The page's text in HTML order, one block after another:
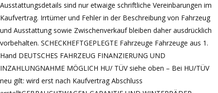
Ausstattungsdetails sind nur etwaige schriftliche Vereinbarungen im
Kaufvertrag. Irrtümer und Fehler in der Beschreibung von Fahrzeug
und Ausstattung sowie Zwischenverkauf bleiben daher ausdrücklich
vorbehalten. SCHECKHEFTGEPLEGTE Fahrzeuge Fahrzeuge aus 1.
Hand DEUTSCHES FAHRZEUG FINANZIERUNG UND
INZAHLUNGNAHME MÖGLICH HU/ TÜV siehe oben – Bei HU/TÜV
neu gilt: wird erst nach Kaufvertrag Abschluss